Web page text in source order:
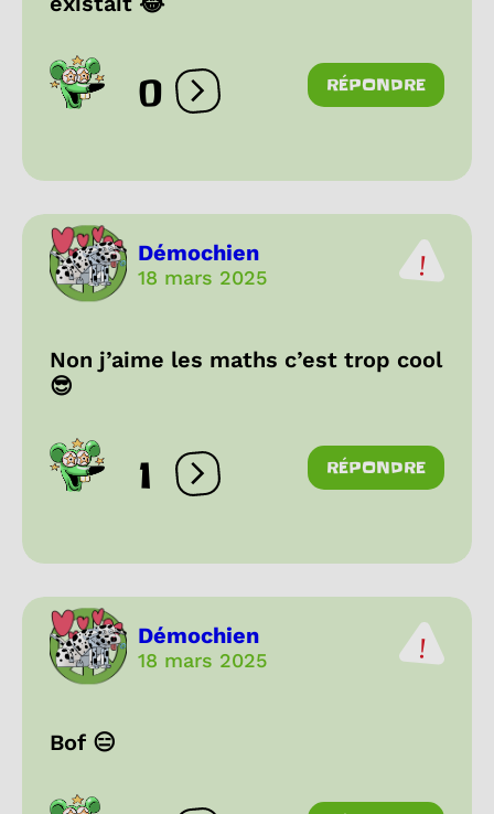
0 Ouvrir les réactions
RÉPONDRE
Démochien
18 mars 2025
Non j’aime les maths c’est trop cool
😎
1 Ouvrir les réactions
RÉPONDRE
Démochien
18 mars 2025
Bof 😑